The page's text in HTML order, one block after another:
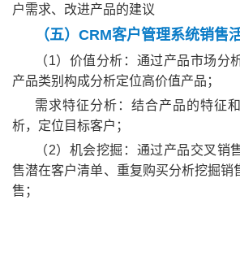
户需求、改进产品的建议
（五）CRM客户管理系统销售
（1）价值分析：通过产品市场分
产品类别构成分析定位高价值产品；
需求特征分析：结合产品的特征
析，定位目标客户；
（2）机会挖掘：通过产品交叉销
售潜在客户清单、重复购买分析挖掘销
售；